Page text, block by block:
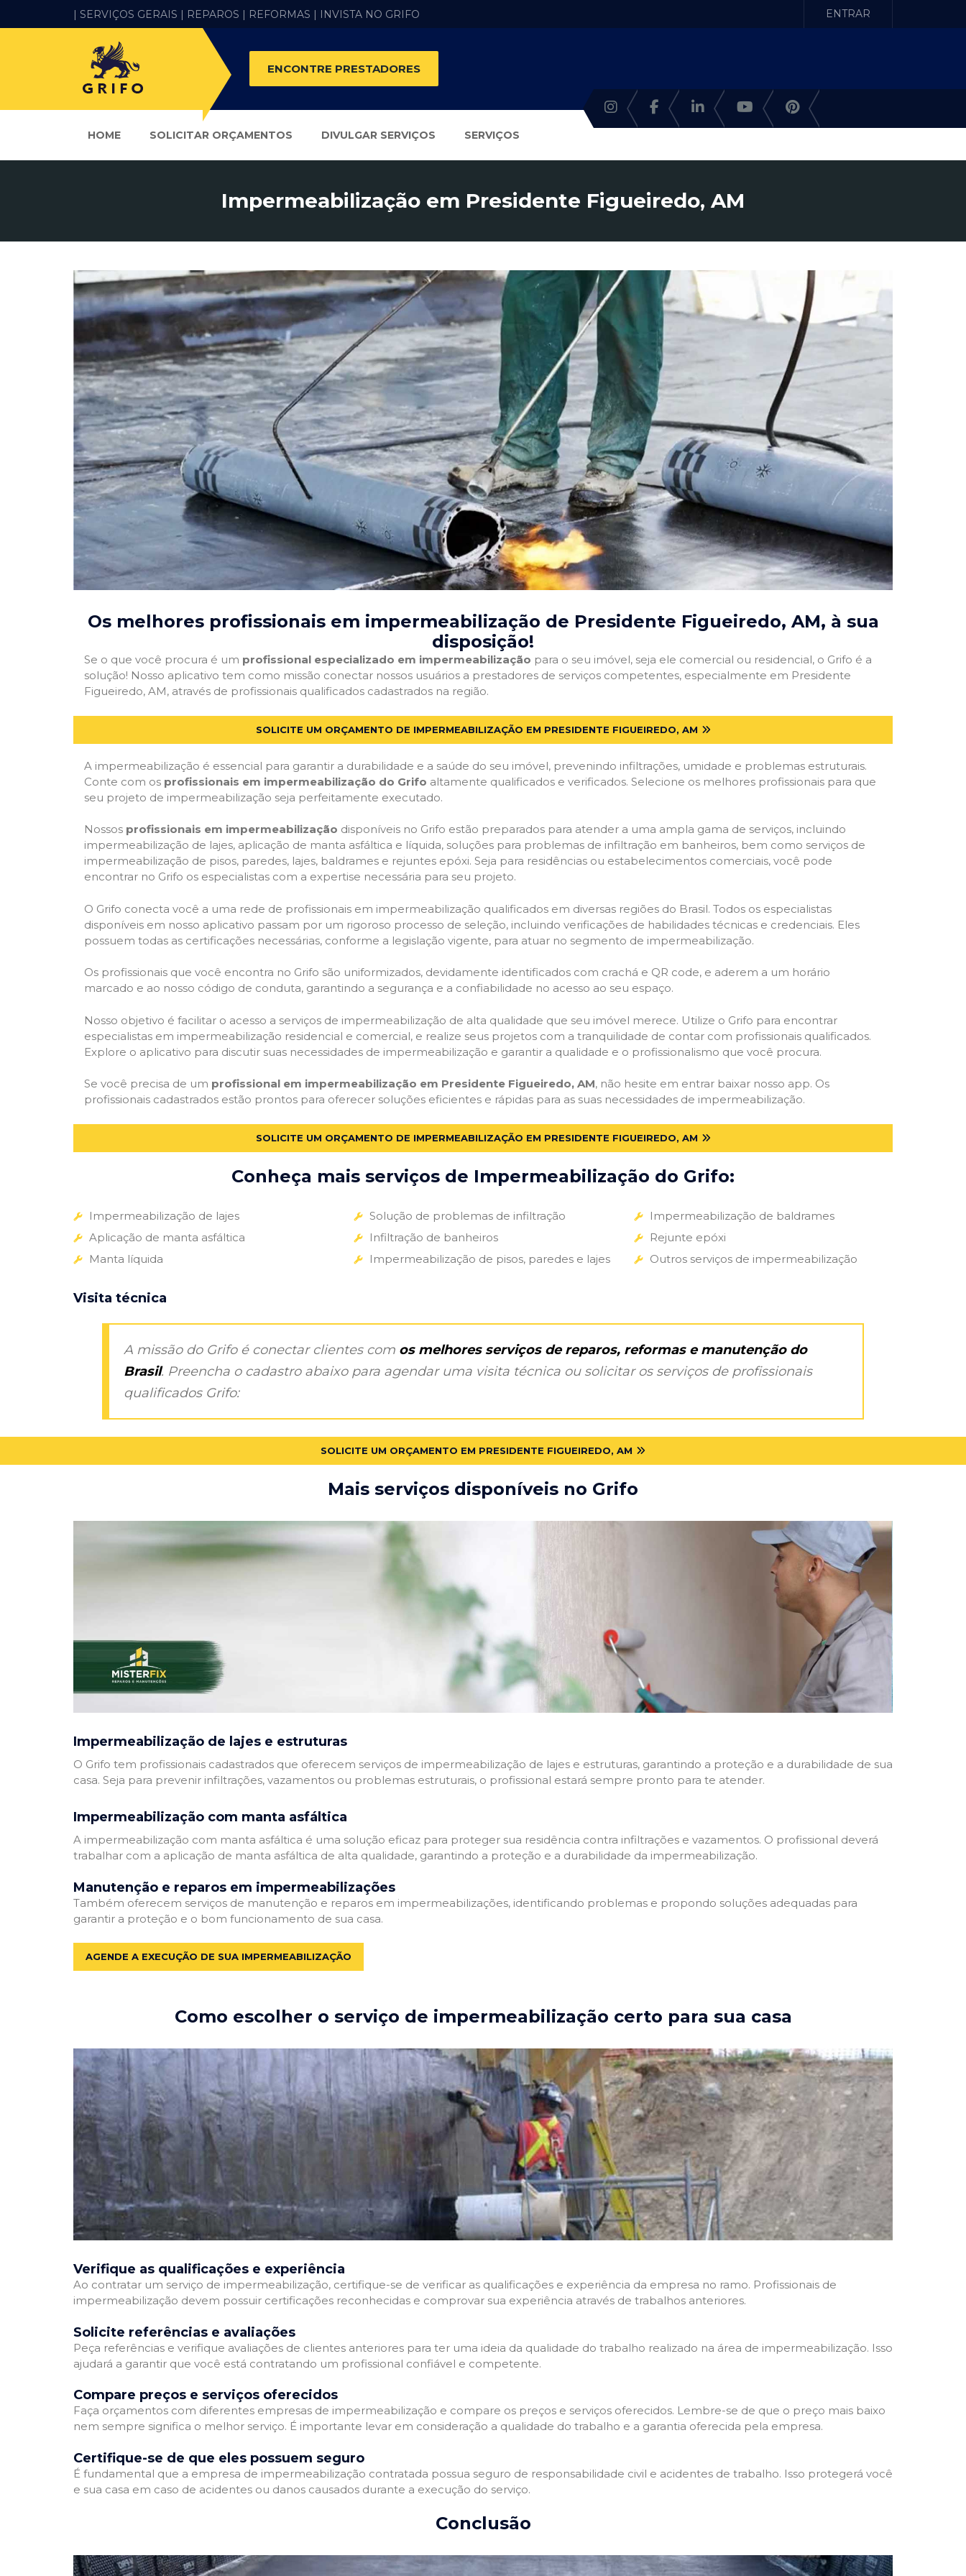
| SERVIÇOS GERAIS | REPAROS | REFORMAS | INVISTA NO GRIFO ENTRAR
ENCONTRE PRESTADORES
HOME SOLICITAR ORÇAMENTOS DIVULGAR SERVIÇOS SERVIÇOS
Impermeabilização em Presidente Figueiredo, AM
Os melhores profissionais em impermeabilização de Presidente Figueiredo, AM, à sua
disposição!
Se o que você procura é um profissional especializado em impermeabilização para o seu imóvel, seja ele comercial ou residencial, o Grifo é a
solução! Nosso aplicativo tem como missão conectar nossos usuários a prestadores de serviços competentes, especialmente em Presidente
Figueiredo, AM, através de profissionais qualificados cadastrados na região.
SOLICITE UM ORÇAMENTO DE IMPERMEABILIZAÇÃO EM PRESIDENTE FIGUEIREDO, AM
A impermeabilização é essencial para garantir a durabilidade e a saúde do seu imóvel, prevenindo infiltrações, umidade e problemas estruturais.
Conte com os profissionais em impermeabilização do Grifo altamente qualificados e verificados. Selecione os melhores profissionais para que
seu projeto de impermeabilização seja perfeitamente executado.
Nossos profissionais em impermeabilização disponíveis no Grifo estão preparados para atender a uma ampla gama de serviços, incluindo
impermeabilização de lajes, aplicação de manta asfáltica e líquida, soluções para problemas de infiltração em banheiros, bem como serviços de
impermeabilização de pisos, paredes, lajes, baldrames e rejuntes epóxi. Seja para residências ou estabelecimentos comerciais, você pode
encontrar no Grifo os especialistas com a expertise necessária para seu projeto.
O Grifo conecta você a uma rede de profissionais em impermeabilização qualificados em diversas regiões do Brasil. Todos os especialistas
disponíveis em nosso aplicativo passam por um rigoroso processo de seleção, incluindo verificações de habilidades técnicas e credenciais. Eles
possuem todas as certificações necessárias, conforme a legislação vigente, para atuar no segmento de impermeabilização.
Os profissionais que você encontra no Grifo são uniformizados, devidamente identificados com crachá e QR code, e aderem a um horário
marcado e ao nosso código de conduta, garantindo a segurança e a confiabilidade no acesso ao seu espaço.
Nosso objetivo é facilitar o acesso a serviços de impermeabilização de alta qualidade que seu imóvel merece. Utilize o Grifo para encontrar
especialistas em impermeabilização residencial e comercial, e realize seus projetos com a tranquilidade de contar com profissionais qualificados.
Explore o aplicativo para discutir suas necessidades de impermeabilização e garantir a qualidade e o profissionalismo que você procura.
Se você precisa de um profissional em impermeabilização em Presidente Figueiredo, AM, não hesite em entrar baixar nosso app. Os
profissionais cadastrados estão prontos para oferecer soluções eficientes e rápidas para as suas necessidades de impermeabilização.
SOLICITE UM ORÇAMENTO DE IMPERMEABILIZAÇÃO EM PRESIDENTE FIGUEIREDO, AM
Conheça mais serviços de Impermeabilização do Grifo:
Impermeabilização de lajes
Aplicação de manta asfáltica
Manta líquida
Solução de problemas de infiltração
Infiltração de banheiros
Impermeabilização de pisos, paredes e lajes
Impermeabilização de baldrames
Rejunte epóxi
Outros serviços de impermeabilização
Visita técnica
A missão do Grifo é conectar clientes com os melhores serviços de reparos, reformas e manutenção do
Brasil. Preencha o cadastro abaixo para agendar uma visita técnica ou solicitar os serviços de profissionais
qualificados Grifo:
SOLICITE UM ORÇAMENTO EM PRESIDENTE FIGUEIREDO, AM
Mais serviços disponíveis no Grifo
Impermeabilização de lajes e estruturas
O Grifo tem profissionais cadastrados que oferecem serviços de impermeabilização de lajes e estruturas, garantindo a proteção e a durabilidade de sua
casa. Seja para prevenir infiltrações, vazamentos ou problemas estruturais, o profissional estará sempre pronto para te atender.
Impermeabilização com manta asfáltica
A impermeabilização com manta asfáltica é uma solução eficaz para proteger sua residência contra infiltrações e vazamentos. O profissional deverá
trabalhar com a aplicação de manta asfáltica de alta qualidade, garantindo a proteção e a durabilidade da impermeabilização.
Manutenção e reparos em impermeabilizações
Também oferecem serviços de manutenção e reparos em impermeabilizações, identificando problemas e propondo soluções adequadas para
garantir a proteção e o bom funcionamento de sua casa.
AGENDE A EXECUÇÃO DE SUA IMPERMEABILIZAÇÃO
Como escolher o serviço de impermeabilização certo para sua casa
Verifique as qualificações e experiência
Ao contratar um serviço de impermeabilização, certifique-se de verificar as qualificações e experiência da empresa no ramo. Profissionais de
impermeabilização devem possuir certificações reconhecidas e comprovar sua experiência através de trabalhos anteriores.
Solicite referências e avaliações
Peça referências e verifique avaliações de clientes anteriores para ter uma ideia da qualidade do trabalho realizado na área de impermeabilização. Isso
ajudará a garantir que você está contratando um profissional confiável e competente.
Compare preços e serviços oferecidos
Faça orçamentos com diferentes empresas de impermeabilização e compare os preços e serviços oferecidos. Lembre-se de que o preço mais baixo
nem sempre significa o melhor serviço. É importante levar em consideração a qualidade do trabalho e a garantia oferecida pela empresa.
Certifique-se de que eles possuem seguro
É fundamental que a empresa de impermeabilização contratada possua seguro de responsabilidade civil e acidentes de trabalho. Isso protegerá você
e sua casa em caso de acidentes ou danos causados durante a execução do serviço.
Conclusão